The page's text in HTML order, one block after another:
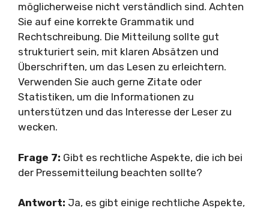
möglicherweise nicht verständlich sind. Achten
Sie auf eine korrekte Grammatik und
Rechtschreibung. Die Mitteilung sollte gut
strukturiert sein, mit klaren Absätzen und
Überschriften, um das Lesen zu erleichtern.
Verwenden Sie auch gerne Zitate oder
Statistiken, um die Informationen zu
unterstützen und das Interesse der Leser zu
wecken.
Frage 7: Gibt es rechtliche Aspekte, die ich bei
der Pressemitteilung beachten sollte?
Antwort: Ja, es gibt einige rechtliche Aspekte,